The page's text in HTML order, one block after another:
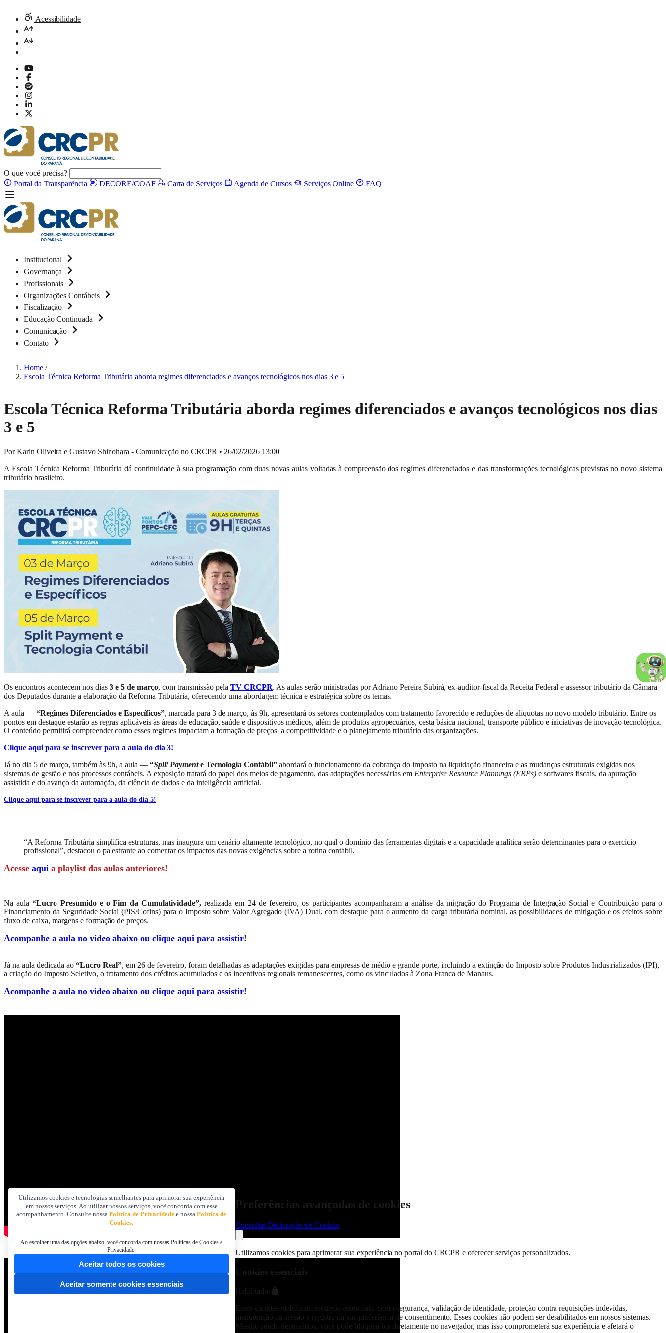
Acessibilidade
O que você precisa?
Portal da Transparência
DECORE/COAF Carta de Serviços Agenda de Cursos Serviços Online FAQ
Institucional
Governança
Profissionais
Organizações Contábeis
Fiscalização
Educação Continuada
Comunicação
Contato
Home /
Escola Técnica Reforma Tributária aborda regimes diferenciados e avanços tecnológicos nos dias 3 e 5
Escola Técnica Reforma Tributária aborda regimes diferenciados e avanços tecnológicos nos dias
3 e 5
Por Karin Oliveira e Gustavo Shinohara - Comunicação no CRCPR • 26/02/2026 13:00
A Escola Técnica Reforma Tributária dá continuidade à sua programação com duas novas aulas voltadas à compreensão dos regimes diferenciados e das transformações tecnológicas previstas no novo sistema
tributário brasileiro.
Os encontros acontecem nos dias 3 e 5 de março, com transmissão pela TV CRCPR. As aulas serão ministradas por Adriano Pereira Subirá, ex-auditor-fiscal da Receita Federal e assessor tributário da Câmara
dos Deputados durante a elaboração da Reforma Tributária, oferecendo uma abordagem técnica e estratégica sobre os temas.
A aula — “Regimes Diferenciados e Específicos”, marcada para 3 de março, às 9h, apresentará os setores contemplados com tratamento favorecido e reduções de alíquotas no novo modelo tributário. Entre os
pontos em destaque estarão as regras aplicáveis às áreas de educação, saúde e dispositivos médicos, além de produtos agropecuários, cesta básica nacional, transporte público e iniciativas de inovação tecnológica.
O conteúdo permitirá compreender como esses regimes impactam a formação de preços, a competitividade e o planejamento tributário das organizações.
Clique aqui para se inscrever para a aula do dia 3!
Já no dia 5 de março, também às 9h, a aula — “Split Paymente Tecnologia Contábil” abordará o funcionamento da cobrança do imposto na liquidação financeira e as mudanças estruturais exigidas nos
sistemas de gestão e nos processos contábeis. A exposição tratará do papel dos meios de pagamento, das adaptações necessárias em Enterprise Resource Plannings (ERPs) e softwares fiscais, da apuração
assistida e do avanço da automação, da ciência de dados e da inteligência artificial.
Clique aqui para se inscrever para a aula do dia 5!
“A Reforma Tributária simplifica estruturas, mas inaugura um cenário altamente tecnológico, no qual o domínio das ferramentas digitais e a capacidade analítica serão determinantes para o exercício
profissional”, destacou o palestrante ao comentar os impactos das novas exigências sobre a rotina contábil.
Acesse aqui a playlist das aulas anteriores!
Na aula “Lucro Presumido e o Fim da Cumulatividade”,realizada em 24 de fevereiro, os participantes acompanharam a análise da migração do Programa de Integração Social e Contribuição para o
Financiamento da Seguridade Social (PIS/Cofins) para o Imposto sobre Valor Agregado (IVA) Dual, com destaque para o aumento da carga tributária nominal, as possibilidades de mitigação e os efeitos sobre
fluxo de caixa, margens e formação de preços.
Acompanhe a aula no vídeo abaixo ou clique aqui para assistir!
Já na aula dedicada ao “Lucro Real”, em 26 de fevereiro, foram detalhadas as adaptações exigidas para empresas de médio e grande porte, incluindo a extinção do Imposto sobre Produtos Industrializados (IPI),
a criação do Imposto Seletivo, o tratamento dos créditos acumulados e os incentivos regionais remanescentes, como os vinculados à Zona Franca de Manaus.
Acompanhe a aula no vídeo abaixo ou clique aqui para assistir!
Utilizamos cookies e tecnologias semelhantes para aprimorar sua experiência
em nossos serviços. Ao utilizar nossos serviços, você concorda com esse
acompanhamento. Consulte nossaPolítica de Privacidade e nossaPolítica de
Cookies.
Ao escolher uma das opções abaixo, você concorda com nossas Políticas de Cookies e
Privacidade.
Aceitar todos os cookies
Aceitar somente cookies essenciais
Preferências avançadas de cookies
Consultar Declaração de Cookies
Utilizamos cookies para aprimorar sua experiência no portal do CRCPR e oferecer serviços personalizados.
Cookies essenciais
Habilitado
Esses cookies viabilizam recursos essenciais, como segurança, validação de identidade, proteção contra requisições indevidas,
manutenção da sessão e registro da sua preferência de consentimento. Esses cookies não podem ser desabilitados em nossos sistemas.
Mesmo sendo necessários, você pode bloqueá-los diretamente no navegador, mas isso comprometerá sua experiência e afetará o